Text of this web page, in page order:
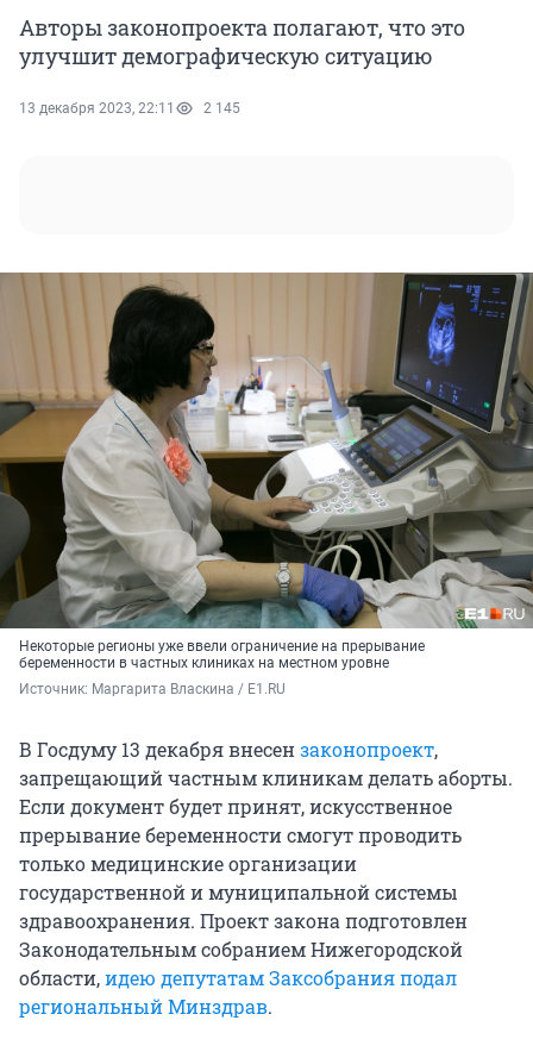
Авторы законопроекта полагают, что это
улучшит демографическую ситуацию
13 декабря 2023, 22:11 2 145
Некоторые регионы уже ввели ограничение на прерывание
беременности в частных клиниках на местном уровне
Источник: Маргарита Власкина / E1.RU
В Госдуму 13 декабря внесензаконопроект,
запрещающий частным клиникам делать аборты.
Если документ будет принят, искусственное
прерывание беременности смогут проводить
только медицинские организации
государственной и муниципальной системы
здравоохранения. Проект закона подготовлен
Законодательным собранием Нижегородской
области,идею депутатам Заксобрания подал
региональный Минздрав.